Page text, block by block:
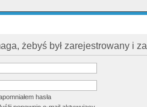
żebyś był zarejestrowany i
hasła